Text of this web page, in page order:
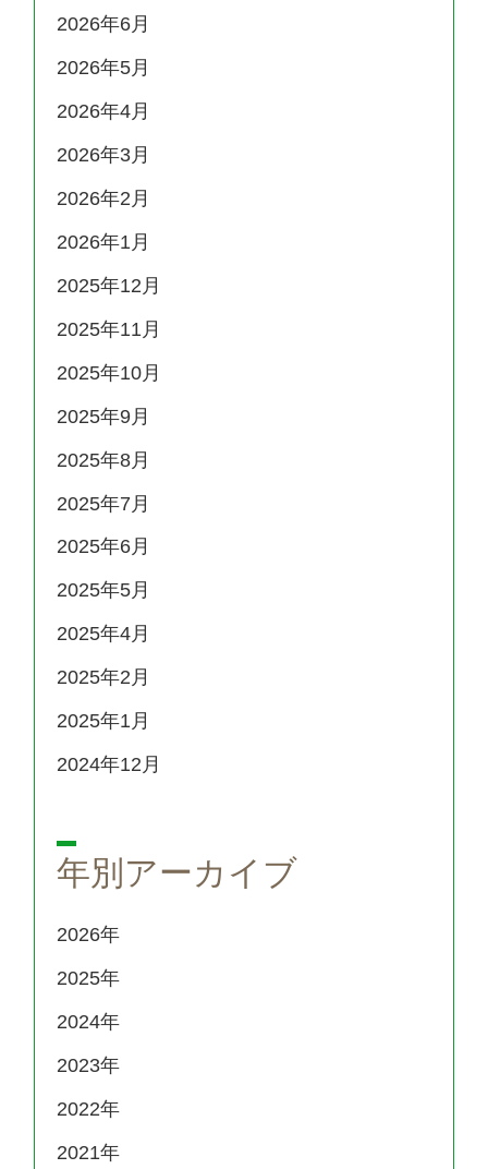
2026年6月
2026年5月
2026年4月
2026年3月
2026年2月
2026年1月
2025年12月
2025年11月
2025年10月
2025年9月
2025年8月
2025年7月
2025年6月
2025年5月
2025年4月
2025年2月
2025年1月
2024年12月
年別アーカイブ
2026
2025
2024
2023
2022
2021